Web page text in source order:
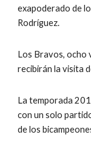
exapoderado de
Rodríguez.
Los Bravos, ocho
recibirán la visita
La temporada
con un solo
de los